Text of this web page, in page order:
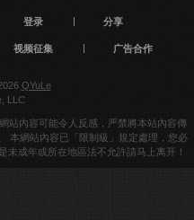
登录 分享
视频征集 广告合作
QYuLe
LLC
站內容可能令人反感，严禁將本站內容傳
本網站內容已「限制級」規定處理，您必
未成年或所在地區法不允許請马上离开！